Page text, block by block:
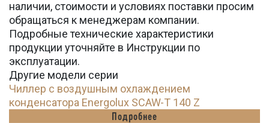
наличии, стоимости и условиях поставки просим
обращаться к менеджерам компании.
Подробные технические характеристики
продукции уточняйте в Инструкции по
эксплуатации.
Другие модели серии
Чиллер с воздушным охлаждением
конденсатора Energolux SCAW-T 140 Z
Подробнее